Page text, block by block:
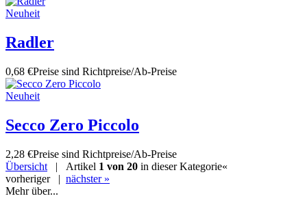
Neuheit
Radler
0,68 €Preise sind Richtpreise/Ab-Preise
Neuheit
Secco Zero Piccolo
2,28 €Preise sind Richtpreise/Ab-Preise
Übersicht | Artikel 1 von 20 in dieser Kategorie«
vorheriger| nächster »
Mehr über...